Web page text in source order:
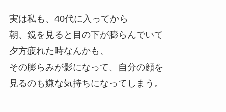
実は私も、40代に入ってから
朝、鏡を見ると目の下が膨らんでいて
夕方疲れた時なんかも、
その膨らみが影になって、自分の顔を
見るのも嫌な気持ちになってしまう。